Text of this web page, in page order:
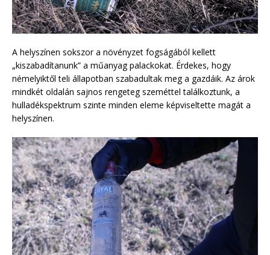
A helyszínen sokszor a növényzet fogságából kellett
„kiszabadítanunk” a műanyag palackokat. Érdekes, hogy
némelyiktől teli állapotban szabadultak meg a gazdáik. Az árok
mindkét oldalán sajnos rengeteg szeméttel találkoztunk, a
hulladékspektrum szinte minden eleme képviseltette magát a
helyszínen.